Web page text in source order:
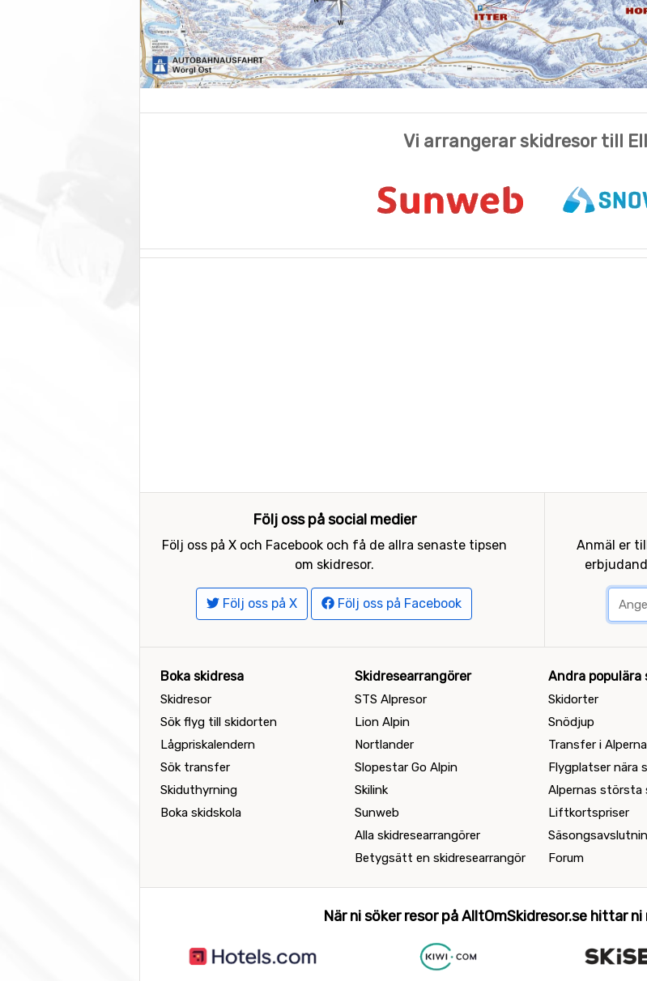
Vi arrangerar skidresor till
Följ oss på social medier
Följ oss på X och Facebook och få de allra senaste tipsen
om skidresor.
Följ oss på X Följ oss på Facebook
Anmäl er
Boka skidresa
Skidresor
Sök flyg till skidorten
Lågpriskalendern
Sök transfer
Skiduthyrning
Boka skidskola
Skidresearrangörer
STS Alpresor
Lion Alpin
Nortlander
Slopestar Go Alpin
Skilink
Sunweb
Alla skidresearrangörer
Betygsätt en skidresearrangör
Andra populära
Skidorter
Snödjup
Transfer i Alperna
Flygplatser nära
Alpernas största
Liftkortspriser
Forum
När ni söker resor på AlltOmSkidresor.se hittar